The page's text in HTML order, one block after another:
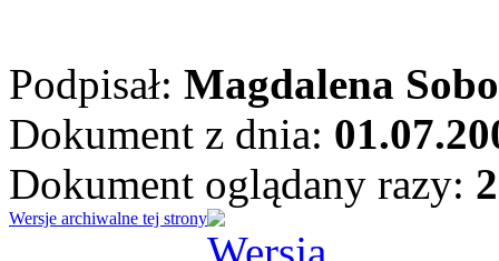
Podpisał: Magdalena
Dokument z dnia:
Dokument oglądany razy:
Wersje archiwalne tej strony